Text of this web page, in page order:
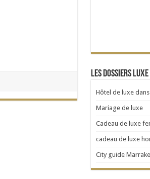
Les dossiers Luxe
Hôtel de luxe
Mariage de luxe
Cadeau de luxe
cadeau de luxe
City guide